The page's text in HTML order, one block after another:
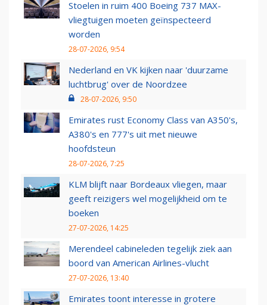
Stoelen in ruim 400 Boeing 737 MAX-
vliegtuigen moeten geïnspecteerd
worden
28-07-2026, 9:54
Nederland en VK kijken naar 'duurzame
luchtbrug' over de Noordzee
28-07-2026, 9:50
Emirates rust Economy Class van A350's,
A380's en 777's uit met nieuwe
hoofdsteun
28-07-2026, 7:25
KLM blijft naar Bordeaux vliegen, maar
geeft reizigers wel mogelijkheid om te
boeken
27-07-2026, 14:25
Merendeel cabineleden tegelijk ziek aan
boord van American Airlines-vlucht
27-07-2026, 13:40
Emirates toont interesse in grotere